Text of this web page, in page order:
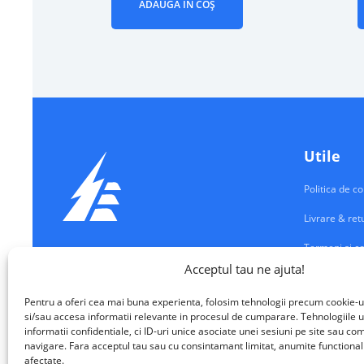
Acceptul tau ne ajuta!
Pentru a oferi cea mai buna experienta, folosim tehnologii precum cookie-
si/sau accesa informatii relevante in procesul de cumparare. Tehnologiile
informatii confidentiale, ci ID-uri unice asociate unei sesiuni pe site sau
navigare. Fara acceptul tau sau cu consintamant limitat, anumite
afectate.
ADAUGĂ ÎN COȘ
Echipamente Electrice
Utile
Politica de
Livrare &
Termeni si
Contul meu
Contact